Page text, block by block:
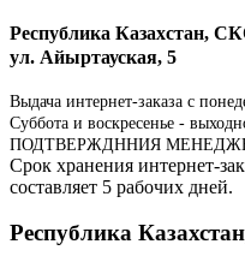
Республика Казахстан,
ул. Айыртауская, 5
Выдача интернет-заказа с
Суббота и воскресенье -
ПОДТВЕРЖДННИЯ
Срок хранения интернет-
составляет 5 рабочих дней.
Республика